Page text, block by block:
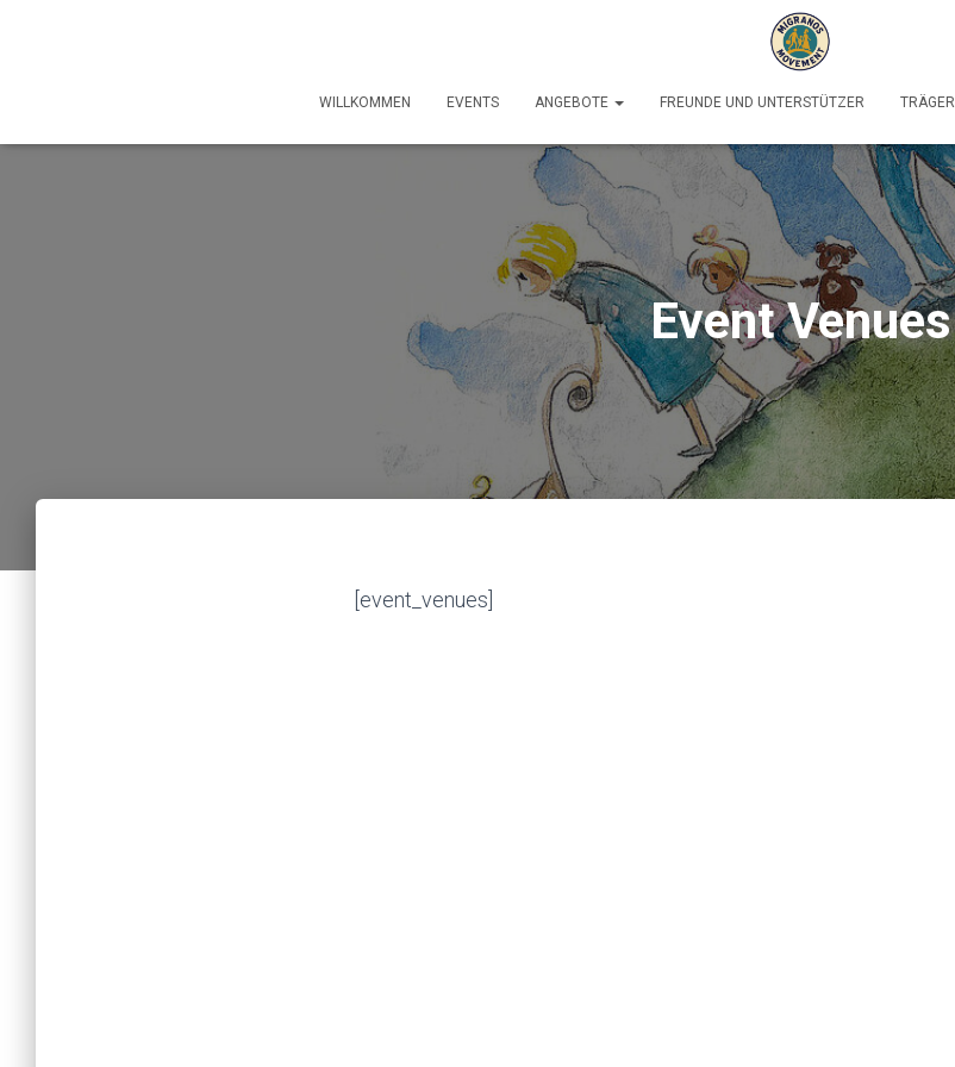
WILLKOMMEN EVENTS ANGEBOTE FREUNDE UND UNTERSTÜTZER TRÄGER
Event Venues
[event_venues]